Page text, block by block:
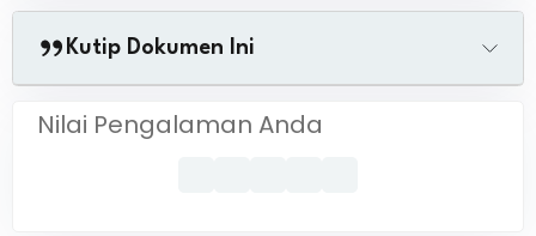
Kutip Dokumen Ini
Nilai Pengalaman Anda